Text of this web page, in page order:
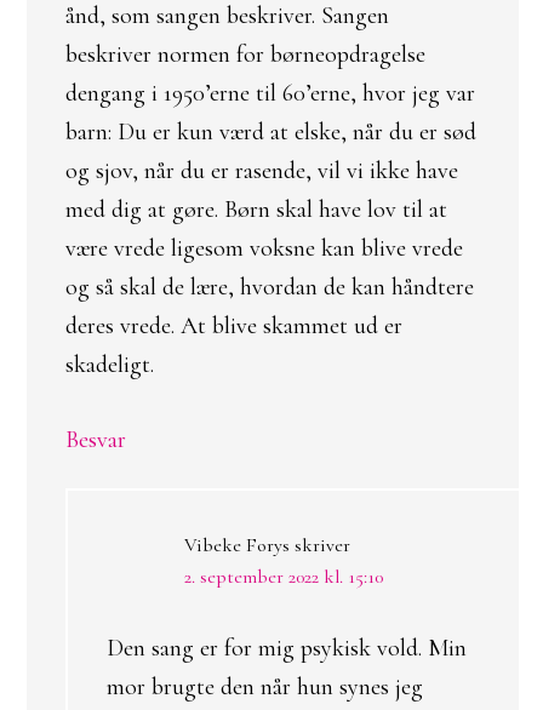
ånd, som sangen beskriver. Sangen
beskriver normen for børneopdragelse
dengang i 1950’erne til 60’erne, hvor jeg var
barn: Du er kun værd at elske, når du er sød
og sjov, når du er rasende, vil vi ikke have
med dig at gøre. Børn skal have lov til at
være vrede ligesom voksne kan blive vrede
og så skal de lære, hvordan de kan håndtere
deres vrede. At blive skammet ud er
skadeligt.
Besvar
Vibeke Forys skriver
2. september 2022 kl. 15:10
Den sang er for mig psykisk vold. Min
mor brugte den når hun synes jeg